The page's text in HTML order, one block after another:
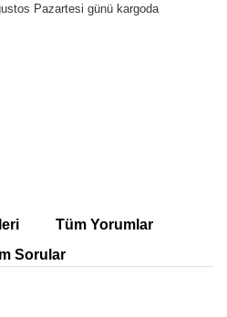
Pazartesi günü kargoda
Tüm Yorumlar
Sorular